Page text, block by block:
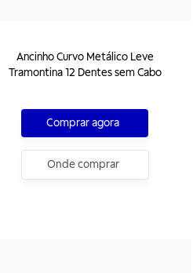
Ancinho Curvo Metálico Leve
Tramontina 12 Dentes sem Cabo
Comprar agora
Onde comprar